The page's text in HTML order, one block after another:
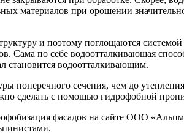
материалов при орошении
и поэтому поглощаются системой
Сама по себе водоотталкивающая
становится водоотталкивающим.
поперечного сечения, чем до
сделать с помощью гидрофобной
фасадов на сайте ООО